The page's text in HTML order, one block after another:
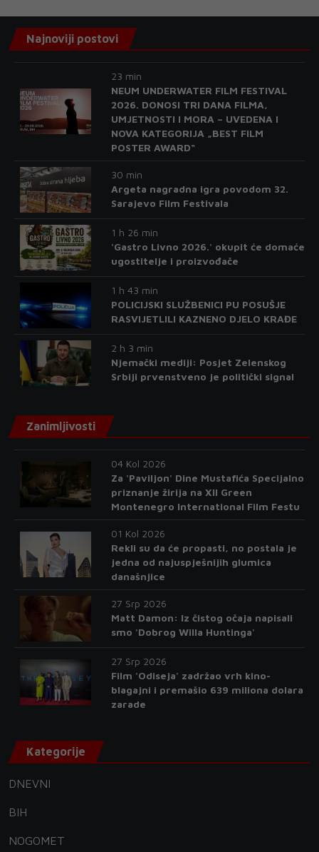
Najnoviji postovi
23 min
NEUM UNDERWATER FILM FESTIVAL
2026. DONOSI TRI DANA FILMA,
UMJETNOSTI I MORA – UVEDENA I
NOVA KATEGORIJA „BEST FILM
POSTER AWARD“
30 min
Argeta nagradna igra povodom 32.
Sarajevo Film Festivala
1 h 26 min
'Gastro Livno 2026.' okupit će domaće
ugostitelje i proizvođače
1 h 43 min
POLICIJSKI SLUŽBENICI PU POSUŠJE
RASVIJETLILI KAZNENO DJELO KRAĐE
2 h 3 min
Njemački mediji: Posjet Zelenskog
Srbiji prvenstveno je politički signal
Zanimljivosti
04 Kol 2026
Za 'Paviljon' Dine Mustafića Specijalno
priznanje žirija na XII Green
Montenegro International Film Festu
01 Kol 2026
Rekli su da će propasti, no postala je
jedna od najuspješnijih glumica
današnjice
27 Srp 2026
Matt Damon: Iz čistog očaja napisali
smo 'Dobrog Willa Huntinga'
27 Srp 2026
Film 'Odiseja' zadržao vrh kino-
blagajni i premašio 639 miliona dolara
zarade
Kategorije
DNEVNI
BIH
NOGOMET